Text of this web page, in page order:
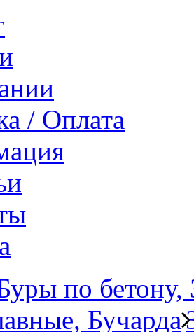
/ Оплата
по
Бучарда